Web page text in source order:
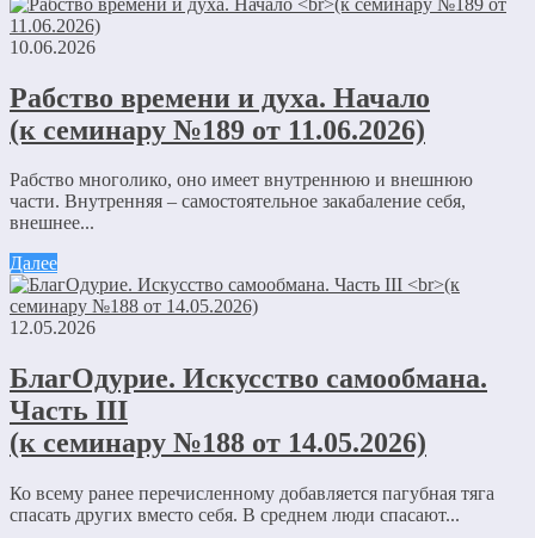
10.06.2026
Рабство времени и духа. Начало
(к семинару №189 от 11.06.2026)
Рабство многолико, оно имеет внутреннюю и внешнюю
части. Внутренняя – самостоятельное закабаление себя,
внешнее...
Далее
12.05.2026
БлагОдурие. Искусство самообмана.
Часть III
(к семинару №188 от 14.05.2026)
Ко всему ранее перечисленному добавляется пагубная тяга
спасать других вместо себя. В среднем люди спасают...